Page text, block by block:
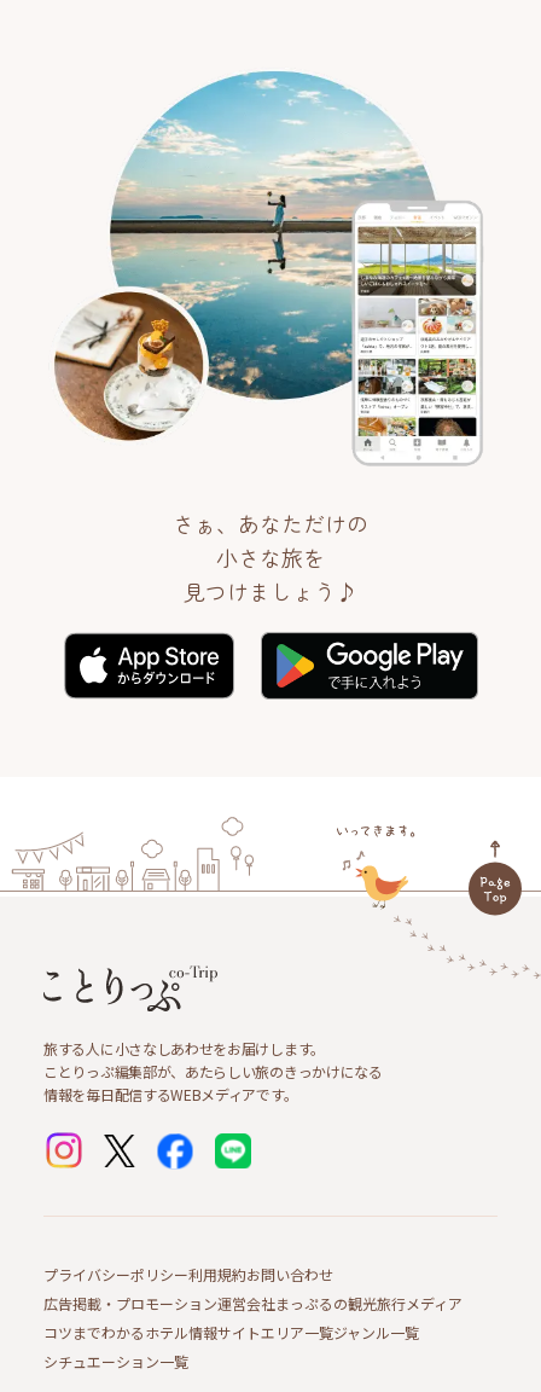
さぁ、あなただけの
小さな旅を
見つけましょう♪
旅する人に小さなしあわせをお届けします。
ことりっぷ編集部が、あたらしい旅のきっかけになる
情報を毎日配信するWEBメディアです。
プライバシーポリシー利用規約お問い合わせ
広告掲載・プロモーション運営会社まっぷるの観光旅行メディア
コツまでわかるホテル情報サイトエリア一覧ジャンル一覧
シチュエーション一覧